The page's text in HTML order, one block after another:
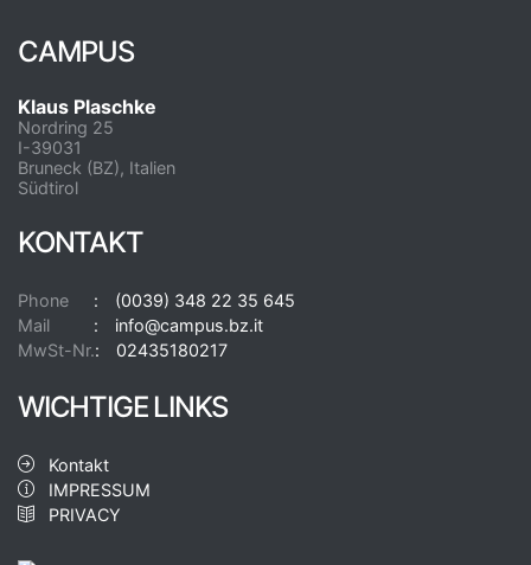
CAMPUS
Klaus Plaschke
Nordring 25
I-39031
Bruneck (BZ), Italien
Südtirol
KONTAKT
Phone
(0039) 348 22 35 645
Mail
info@campus.bz.it
MwSt-Nr.
02435180217
WICHTIGE LINKS
Kontakt
IMPRESSUM
PRIVACY